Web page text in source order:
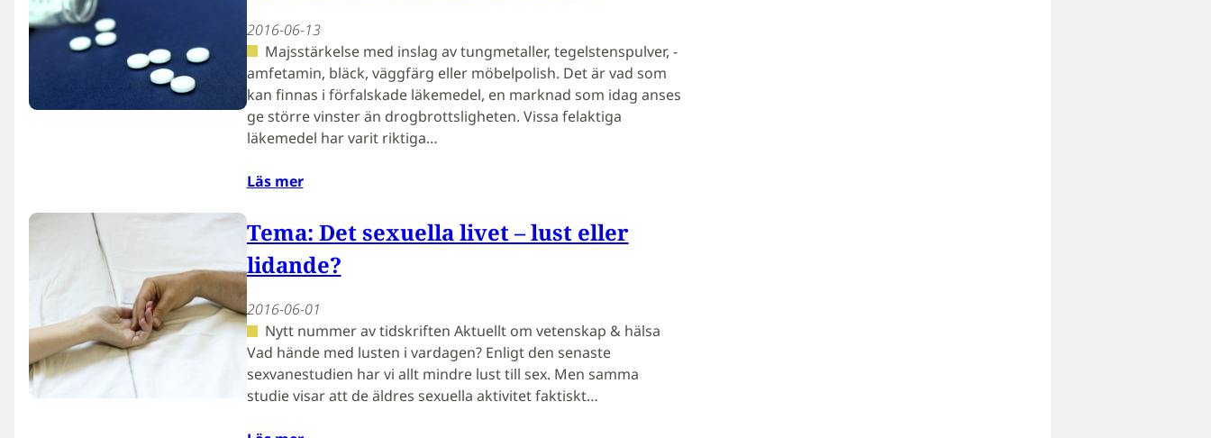
2016-06-13
Majsstärkelse med inslag av tungmetaller, tegelstenspulver, ­
amfetamin, bläck, väggfärg eller möbelpolish. Det är vad som
kan finnas i förfalskade läkemedel, en ­marknad som idag anses
ge större vinster än drogbrottsligheten. Vissa felaktiga
läkemedel har varit riktiga…
Läs mer
Tema: Det sexuella livet – lust eller
lidande?
2016-06-01
Nytt nummer av tidskriften Aktuellt om vetenskap & hälsa
Vad hände med lusten i vardagen? Enligt den senaste
sexvanestudien har vi allt mindre lust till sex. Men samma
studie visar att de äldres sexuella aktivitet faktiskt…